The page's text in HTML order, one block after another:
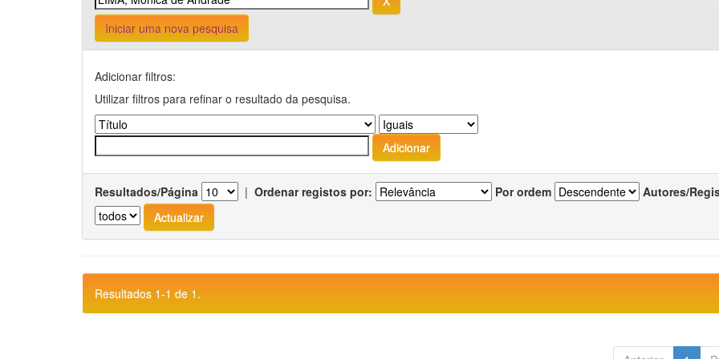
Iniciar uma nova pesquisa
Adicionar filtros:
Utilizar filtros para refinar o resultado da pesquisa.
Resultados/Página | Ordenar registos por: Por ordem Autores/
Resultados 1-1 de 1.